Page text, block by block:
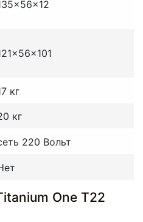
кг
кг
220 Вольт
One T22